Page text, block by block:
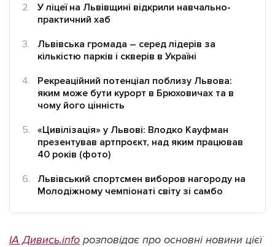
Наші соц мережі
Підтримати dyvys.info
У ліцеї на Львівщині відкрили навчально-
практичний хаб
Львівська громада – серед лідерів за
кількістю парків і скверів в Україні
Рекреаційний потенціал поблизу Львова:
яким може бути курорт в Брюховичах та в
чому його цінність
«Цивілізація» у Львові: Влодко Кауфман
презентував артпроєкт, над яким працював
40 років (фото)
Львівський спортсмен виборов нагороду на
Молодіжному чемпіонаті світу зі самбо
ІА Дивись.info розповідає про основні новини цієї